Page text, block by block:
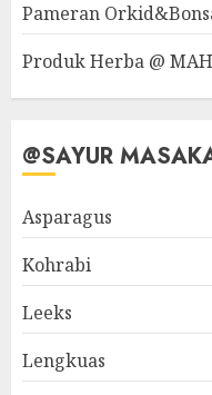
Pameran
Produk Herba @
@SAYUR
Asparagus
Kohrabi
Leeks
Lengkuas